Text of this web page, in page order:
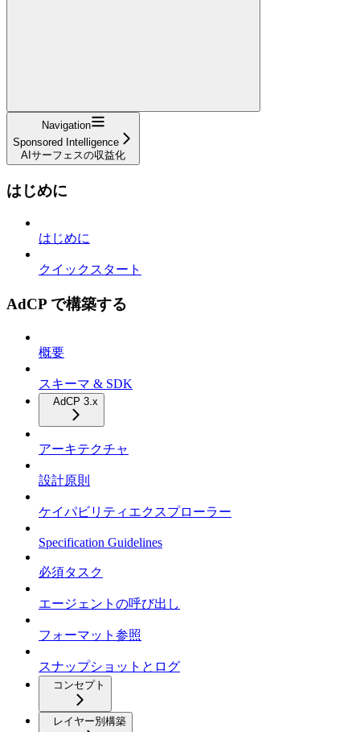
Navigation
Sponsored Intelligence
AIサーフェスの収益化
はじめに
はじめに
クイックスタート
AdCP で構築する
概要
スキーマ & SDK
AdCP 3.x
アーキテクチャ
設計原則
ケイパビリティエクスプローラー
Specification Guidelines
必須タスク
エージェントの呼び出し
フォーマット参照
スナップショットとログ
コンセプト
レイヤー別構築